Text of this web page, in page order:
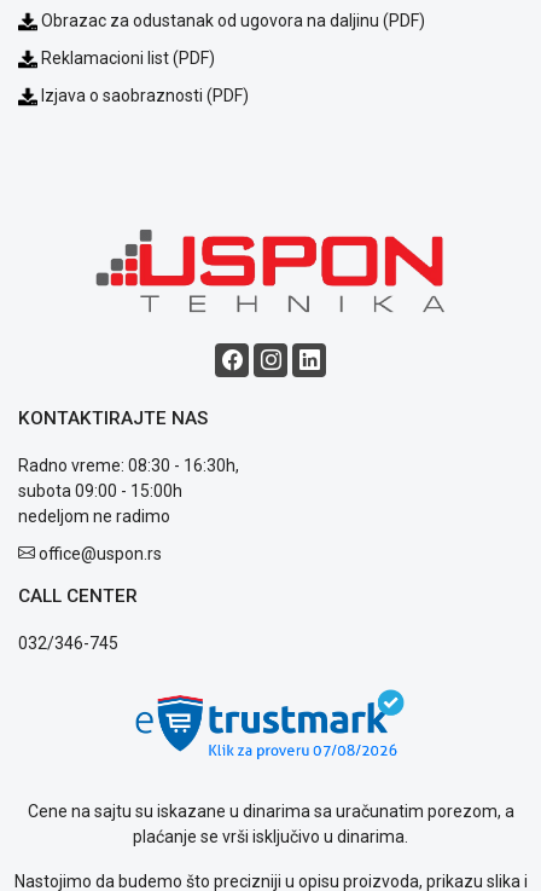
garancije
OUTLET
Kontakt
WEB
Obrazac za odustanak od ugovora na daljinu (PDF)
Reklamacioni list (PDF)
Izjava o saobraznosti (PDF)
KONTAKTIRAJTE NAS
Radno vreme: 08:30 - 16:30h,
subota 09:00 - 15:00h
nedeljom ne radimo
office@uspon.rs
CALL CENTER
032/346-745
Cene na sajtu su iskazane u dinarima sa uračunatim porezom, a
plaćanje se vrši isključivo u dinarima.
Nastojimo da budemo što precizniji u opisu proizvoda, prikazu slika i